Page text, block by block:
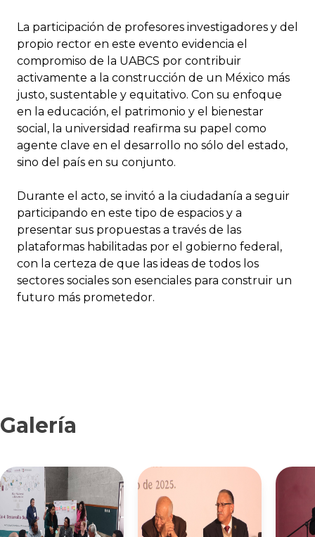
La participación de profesores investigadores y del
propio rector en este evento evidencia el
compromiso de la UABCS por contribuir
activamente a la construcción de un México más
justo, sustentable y equitativo. Con su enfoque
en la educación, el patrimonio y el bienestar
social, la universidad reafirma su papel como
agente clave en el desarrollo no sólo del estado,
sino del país en su conjunto.
Durante el acto, se invitó a la ciudadanía a seguir
participando en este tipo de espacios y a
presentar sus propuestas a través de las
plataformas habilitadas por el gobierno federal,
con la certeza de que las ideas de todos los
sectores sociales son esenciales para construir un
futuro más prometedor.
Galería